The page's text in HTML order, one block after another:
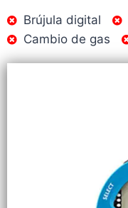
Brújula digital
Cambio de gas